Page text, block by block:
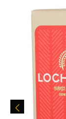
Bildergalerie